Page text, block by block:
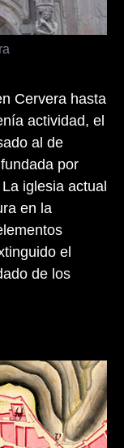
Cervera hasta
actividad, el
al de
por
iglesia actual
en la
el
de los